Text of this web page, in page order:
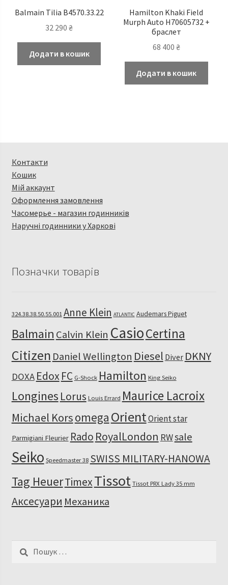
Balmain Tilia B4570.33.22
32 290₴
Додати в кошик
Hamilton Khaki Field
Murph Auto H70605732 +
браслет
68 400 ₴
Додати в кошик
Контакти
Кошик
Мій аккаунт
Оформлення замовлення
Часомерье - магазин годинників
Наручні годинники у Харкові
Позначки товарів
324.38.38.50.55.001 Anne Klein ATLANTIC Audemars Piguet
Balmain Calvin Klein CasioCertina
Citizen Daniel Wellington Diesel Diver DKNY
DOXA EdoxFC G-Shock Hamilton King Seiko
Longines Lorus Louis Errard Maurice Lacroix
Michael Korsomega OrientOrient star
Parmigiani Fleurier Rado RoyalLondon RWsale
Seiko Speedmaster 38 SWISS MILITARY-HANOWA
Tag HeuerTimexTissot Tissot PRX Lady 35 mm
Аксесуари Механика
Пошук: